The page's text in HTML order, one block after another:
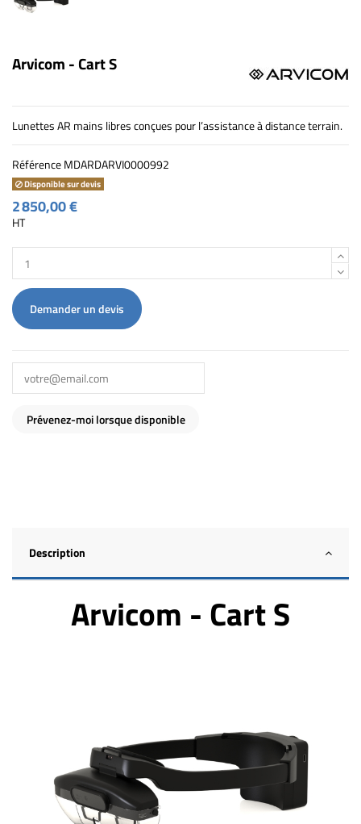
Arvicom - Cart S
Lunettes AR mains libres conçues pour l’assistance à distance terrain.
RéférenceMDARDARVI0000992
Disponible sur devis
2 850,00 €
HT
Demander un devis
Description
Arvicom - Cart S